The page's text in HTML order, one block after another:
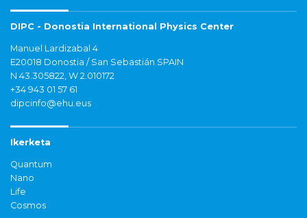
DIPC - Donostia International Physics Center
Manuel Lardizabal 4
E20018 Donostia / San Sebastián SPAIN
N 43.305822, W 2.010172
+34 943 01 57 61
dipcinfo@ehu.eus
Ikerketa
Quantum
Nano
Life
Cosmos